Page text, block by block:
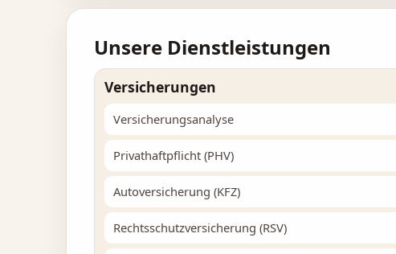
Unsere Dienstleistungen
Versicherungen
Versicherungsanalyse
Privathaftpflicht (PHV)
Autoversicherung (KFZ)
Rechtsschutzversicherung (RSV)